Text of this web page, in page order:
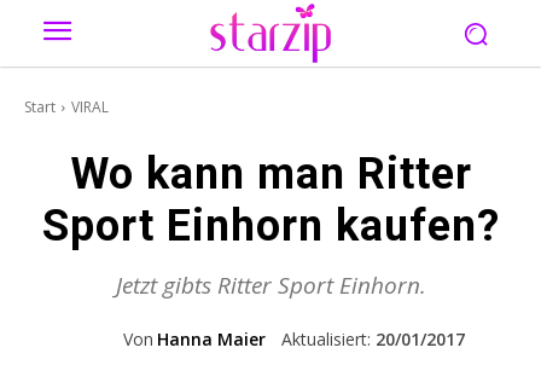
Start VIRAL
Wo kann man Ritter
Sport Einhorn kaufen?
Jetzt gibts Ritter Sport Einhorn.
Von Hanna Maier Aktualisiert: 20/01/2017